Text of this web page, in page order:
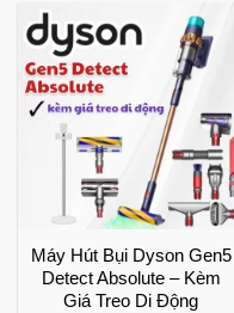
Máy Hút Bụi Dyson Gen5
Detect Absolute – Kèm
Giá Treo Di Động